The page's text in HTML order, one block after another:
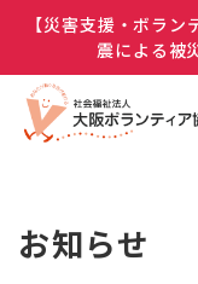
【災害支援・ボラ
震による被
お知らせ